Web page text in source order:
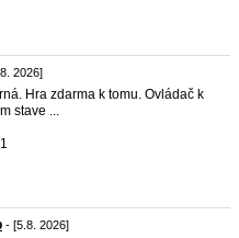
2026]
Hra zdarma k tomu. Ovládač k
stave ...
- [5.8. 2026]